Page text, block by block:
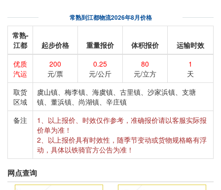
常熟到江都物流2026年8月价格
常熟-
江都
起步价格 重量报价 体积报价
运输时效
优质
汽运
200
元/票
0.25
元/公斤
80
元/立方
1
天
取货
区域
虞山镇、梅李镇、海虞镇、古里镇、沙家浜镇、支塘
镇、董浜镇、尚湖镇、辛庄镇
备注
1、以上报价、时效仅作参考，准确报价请以客服实际报
价单为准！
2、以上报价具有时效性，随季节变动或货物规格略有浮
动，具体以铁骑官方公告为准！
网点查询